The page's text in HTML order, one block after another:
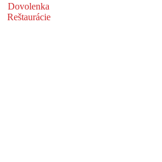
Dovolenka
Reštaurácie